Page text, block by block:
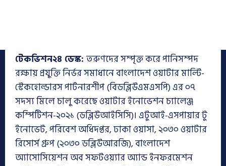
টেকভিশন২৪ ডেস্ক: তরুণদের সম্পৃক্ত করে পানিসম্পদ
রক্ষায় প্রযুক্তি নির্ভর সমাধানে বাংলাদেশ ওয়াটার মাল্টি-
স্টেকহোল্ডারস পার্টনারশীপ (বিডব্লিউএমএসপি) এর ০৭
সদস্য মিলে চালু করেছে ওয়াটার ইনোভেশন চ্যালেঞ্জ
কম্পিটিশন-২০২১ (ডব্লিউআইসিসি)। এটুআই-এসপায়ার টু
ইনোভেট, পরিবেশ অধিদপ্তর, ঢাকা ওয়াসা, ২০৩০ ওয়াটার
রিসোর্স গ্রুপ (২০৩০ ডব্লিউআরজি), বাংলাদেশ
অ্যাসোসিয়েশন অব সফটওয়্যার অ্যান্ড ইনফরমেশন